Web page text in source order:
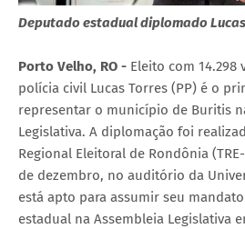
Deputado estadual diplomado
Porto Velho, RO - Eleito com 14.298
polícia civil Lucas Torres (PP) é o
representar o município de Buritis
Legislativa. A diplomação foi
Regional Eleitoral de Rondônia
de dezembro, no auditório da
está apto para assumir seu
estadual na Assembleia Legislativa